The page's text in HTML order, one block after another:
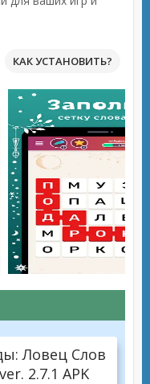
КАК УСТАНОВИТЬ?
Ловец Слов
2.7.1 APK